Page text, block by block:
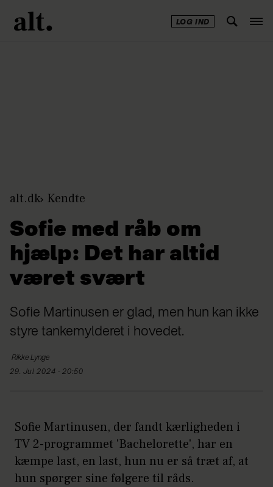
LOG IND
alt.dk Kendte
Sofie med råb om
hjælp: Det har altid
været svært
Sofie Martinusen er glad, men hun kan ikke
styre tankemylderet i hovedet.
Rikke Lynge
29. Jul 2024 - 20:50
Sofie Martinusen, der fandt kærligheden i
TV 2-programmet 'Bachelorette', har en
kæmpe last, en last, hun nu er så træt af, at
hun spørger sine følgere til råds.